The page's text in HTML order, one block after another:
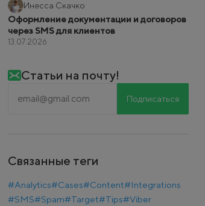
Инесса Скачко
Оформление документации и договоров
через SMS для клиентов
13.07.2026
Статьи на почту!
Подписаться
Связанные теги
#Analytics#Cases#Content#Integrations
#SMS#Spam#Target#Tips#Viber